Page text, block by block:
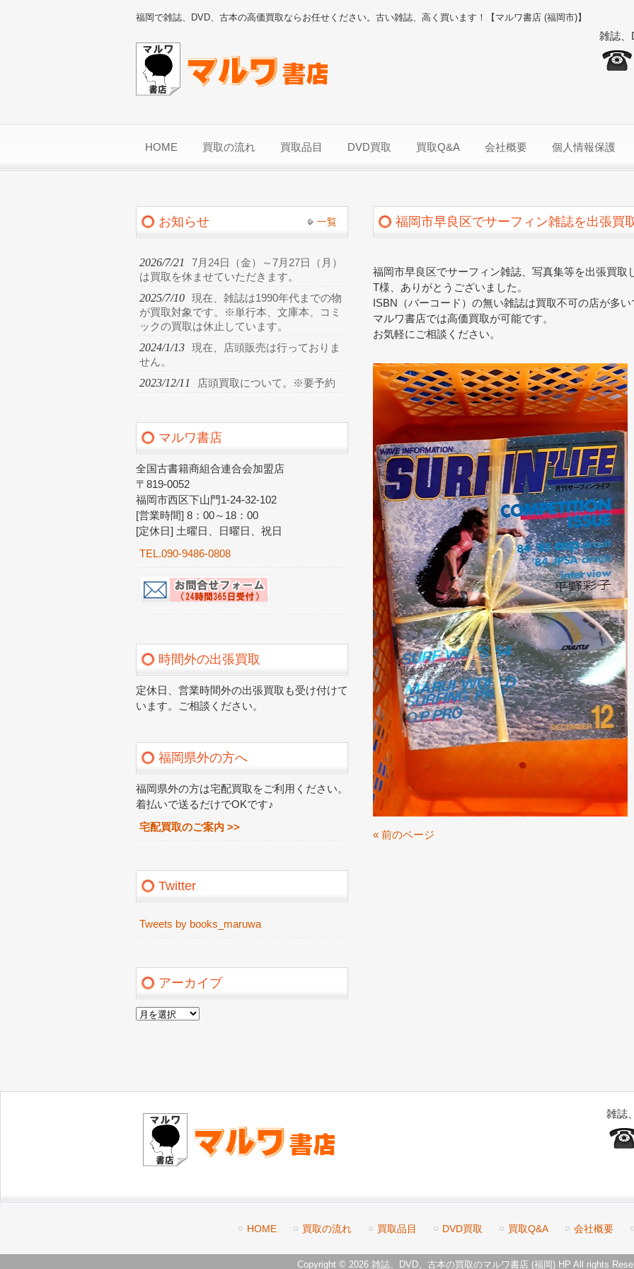
福岡で雑誌、DVD、古本の高価買取ならお任せください。古い雑誌、高く買います！【マルワ書店 (福岡市)】
雑誌、
HOME 買取の流れ 買取品目 DVD買取 買取Q&A 会社概要 個人情報保護
福岡市早良区でサーフィン雑誌を出張買
福岡市早良区でサーフィン雑誌、写真集等を出張買取
T様、ありがとうございました。
ISBN（バーコード）の無い雑誌は買取不可の店が多い
マルワ書店では高価買取が可能です。
お気軽にご相談ください。
« 前のページ
お知らせ 一覧
2026/7/21
7月24日（金）～7月27日（月）
は買取を休ませていただきます。
2025/7/10
現在、雑誌は1990年代までの物
が買取対象です。※単行本、文庫本、コミ
ックの買取は休止しています。
2024/1/13
現在、店頭販売は行っておりま
せん。
2023/12/11 店頭買取について。※要予約
マルワ書店
全国古書籍商組合連合会加盟店
〒819-0052
福岡市西区下山門1-24-32-102
[営業時間] 8：00～18：00
[定休日] 土曜日、日曜日、祝日
TEL.090-9486-0808
時間外の出張買取
定休日、営業時間外の出張買取も受け付けて
います。ご相談ください。
福岡県外の方へ
福岡県外の方は宅配買取をご利用ください。
着払いで送るだけでOKです♪
宅配買取のご案内 >>
Twitter
Tweets by books_maruwa
アーカイブ
ア
雑誌
HOME 買取の流れ 買取品目 DVD買取 買取Q&A 会社概要
Copyright © 2026 雑誌、DVD、古本の買取のマルワ書店 (福岡) HP All rights